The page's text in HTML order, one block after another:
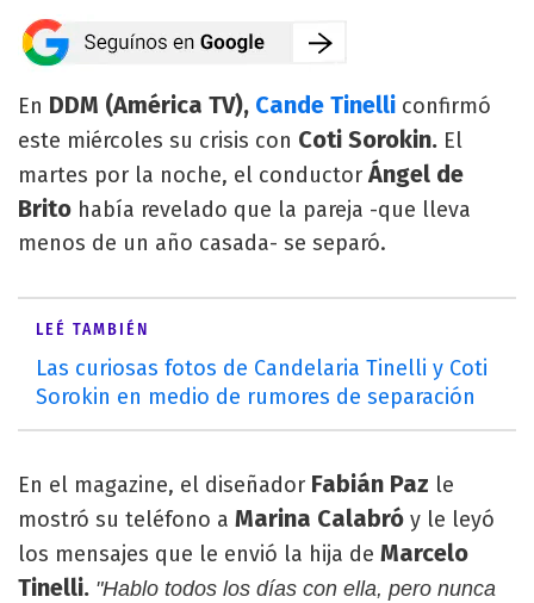
En DDM (América TV), Cande Tinelli confirmó
este miércoles su crisis con Coti Sorokin. El
martes por la noche, el conductor Ángel de
Brito había revelado que la pareja -que lleva
menos de un año casada- se separó.
LEÉ TAMBIÉN
Las curiosas fotos de Candelaria Tinelli y Coti
Sorokin en medio de rumores de separación
En el magazine, el diseñador Fabián Paz le
mostró su teléfono a Marina Calabró y le leyó
los mensajes que le envió la hija de Marcelo
Tinelli. "Hablo todos los días con ella, pero nunca